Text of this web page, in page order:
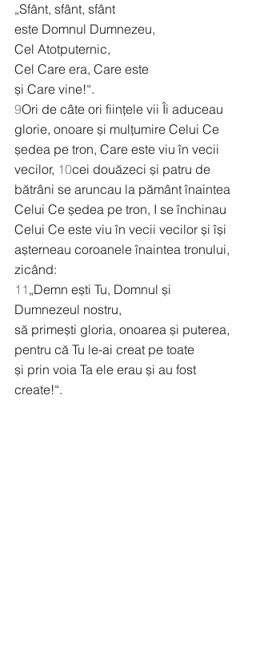
„Sfânt, sfânt, sfânt
este Domnul Dumnezeu,
Cel Atotputernic,
Cel Care era, Care este
și Care vine!“.
9Ori de câte ori ființele vii Îi aduceau
glorie, onoare și mulțumire Celui Ce
ședea pe tron, Care este viu în vecii
vecilor, 10cei douăzeci și patru de
bătrâni se aruncau la pământ înaintea
Celui Ce ședea pe tron, I se închinau
Celui Ce este viu în vecii vecilor și își
așterneau coroanele înaintea tronului,
zicând:
11 „Demn ești Tu, Domnul și
Dumnezeul nostru,
să primești gloria, onoarea și puterea,
pentru că Tu le-ai creat pe toate
și prin voia Ta ele erau și au fost
create!“.